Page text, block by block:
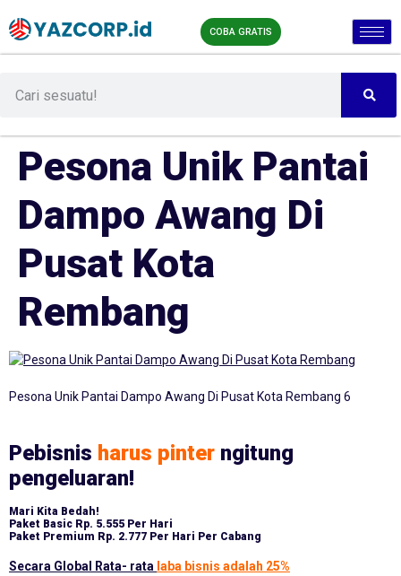
COBA GRATIS
Pesona Unik Pantai
Dampo Awang Di
Pusat Kota
Rembang
Pesona Unik Pantai Dampo Awang Di Pusat Kota Rembang 6
Pebisnis harus pinter ngitung
pengeluaran!
Mari Kita Bedah!
Paket Basic Rp. 5.555 Per Hari
Paket Premium Rp. 2.777 Per Hari Per Cabang
Secara Global Rata- rata laba bisnis adalah 25%